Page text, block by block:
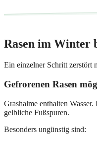
Rasen im Winter
Ein einzelner Schritt zerstört
Gefrorenen Rasen
Grashalme enthalten
gelbliche Fußspuren.
Besonders ungünstig sind: